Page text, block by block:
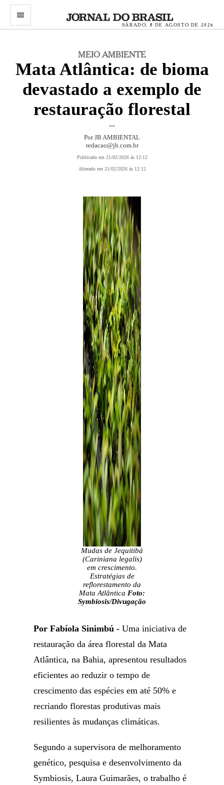
menu
SÁBADO, 8 DE AGOSTO DE 2026
MEIO AMBIENTE
Mata Atlântica: de bioma
devastado a exemplo de
restauração florestal
...
Por JB AMBIENTAL
redacao@jb.com.br
Publicado em 21/02/2026 às 12:12
Alterado em 21/02/2026 às 12:12
Mudas de Jequitibá
(Cariniana legalis)
em crescimento.
Estratégias de
reflorestamento da
Mata Atlântica Foto:
Symbiosis/Divugação
Por Fabíola Sinimbú -Uma iniciativa de
restauração da área florestal da Mata
Atlântica, na Bahia, apresentou resultados
eficientes ao reduzir o tempo de
crescimento das espécies em até 50% e
recriando florestas produtivas mais
resilientes às mudanças climáticas.
Segundo a supervisora de melhoramento
genético, pesquisa e desenvolvimento da
Symbiosis, Laura Guimarães, o trabalho é